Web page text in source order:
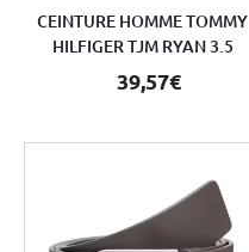
CEINTURE HOMME TOMMY
HILFIGER TJM RYAN 3.5
39,57€